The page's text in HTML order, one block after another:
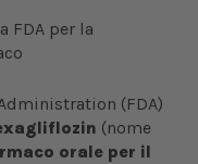
(FDA)
(nome
orale per il